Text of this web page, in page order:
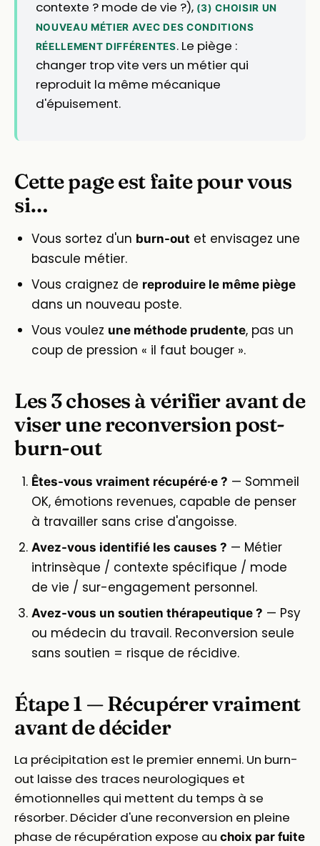
contexte ? mode de vie ?), (3) CHOISIR UN
NOUVEAU MÉTIER AVEC DES CONDITIONS
RÉELLEMENT DIFFÉRENTES. Le piège :
changer trop vite vers un métier qui
reproduit la même mécanique
d'épuisement.
Cette page est faite pour vous
si…
Vous sortez d'un burn-out et envisagez une
bascule métier.
Vous craignez de reproduire le même piège
dans un nouveau poste.
Vous voulez une méthode prudente, pas un
coup de pression « il faut bouger ».
Les 3 choses à vérifier avant de
viser une reconversion post-
burn-out
Êtes-vous vraiment récupéré·e ? — Sommeil
OK, émotions revenues, capable de penser
à travailler sans crise d'angoisse.
Avez-vous identifié les causes ? — Métier
intrinsèque / contexte spécifique / mode
de vie / sur-engagement personnel.
Avez-vous un soutien thérapeutique ? — Psy
ou médecin du travail. Reconversion seule
sans soutien = risque de récidive.
Étape 1 — Récupérer vraiment
avant de décider
La précipitation est le premier ennemi. Un burn-
out laisse des traces neurologiques et
émotionnelles qui mettent du temps à se
résorber. Décider d'une reconversion en pleine
phase de récupération expose au choix par fuite